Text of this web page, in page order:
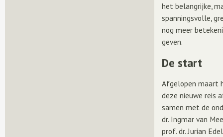
het belangrijke,
spanningsvolle,
nog meer
geven.
De start
Afgelopen maart
deze nieuwe reis
samen met de
dr. Ingmar van
prof. dr. Jurian